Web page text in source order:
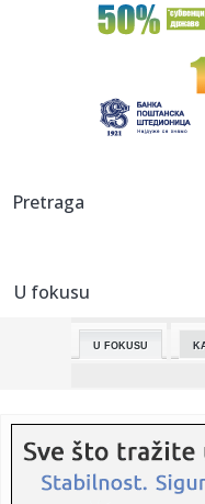
00:01:Srbija i
Drama u
23:49:Srbija slavi
istom timu!
23:34:
23:28:
Taksista u
23:20:Srbija u finalu
Pretraga
U fokusu
U FOKUSU